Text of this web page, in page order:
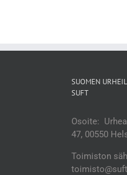
SUOMEN
SUFT
Osoite:
47, 00550
Toimiston